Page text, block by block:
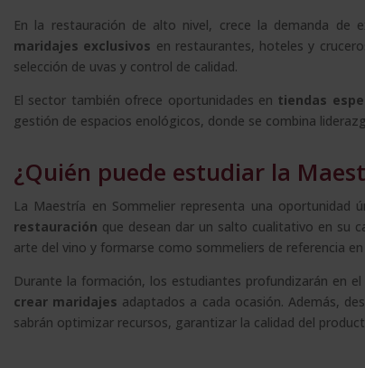
En la restauración de alto nivel, crece la demanda de
maridajes exclusivos en restaurantes, hoteles y
selección de uvas y control de calidad.
El sector también ofrece oportunidades en tiendas
gestión de espacios enológicos, donde se combina
¿Quién puede estudiar la
La Maestría en Sommelier representa una oportunidad
restauración que desean dar un salto cualitativo en su
arte del vino y formarse como sommeliers de referencia
Durante la formación, los estudiantes profundizarán en
crear maridajes adaptados a cada ocasión. Además,
sabrán optimizar recursos, garantizar la calidad del